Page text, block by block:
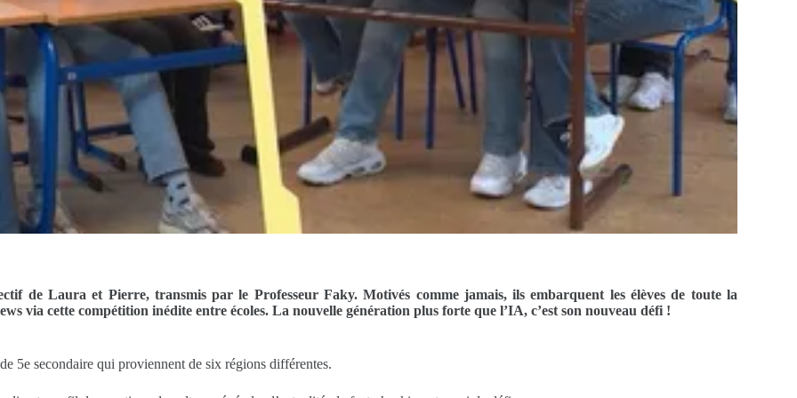
de Laura et Pierre, transmis par le Professeur Faky. Motivés comme jamais, ils embarquent les élèves de toute la
via cette compétition inédite entre écoles. La nouvelle génération plus forte que l’IA, c’est son nouveau défi !
5e secondaire qui proviennent de six régions différentes.